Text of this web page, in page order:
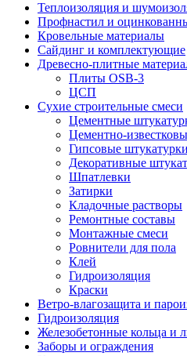
Теплоизоляция и
Профнастил и
Кровельные материалы
Сайдинг и комплектующие
Древесно-плитные
Плиты OSB-3
ЦСП
Сухие строительные смеси
Цементные
Цементно-
Гипсовые штукатурки
Декоративные
Шпатлевки
Затирки
Кладочные растворы
Ремонтные составы
Монтажные смеси
Ровнители для пола
Клей
Гидроизоляция
Краски
Ветро-влагозащита и
Гидроизоляция
Железобетонные кольца и
Заборы и ограждения